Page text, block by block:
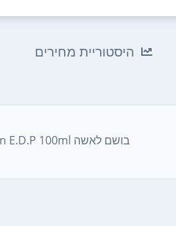
היסטוריית מחירים
בושם לאשה Boucheron Boucheron E.D.P 100ml